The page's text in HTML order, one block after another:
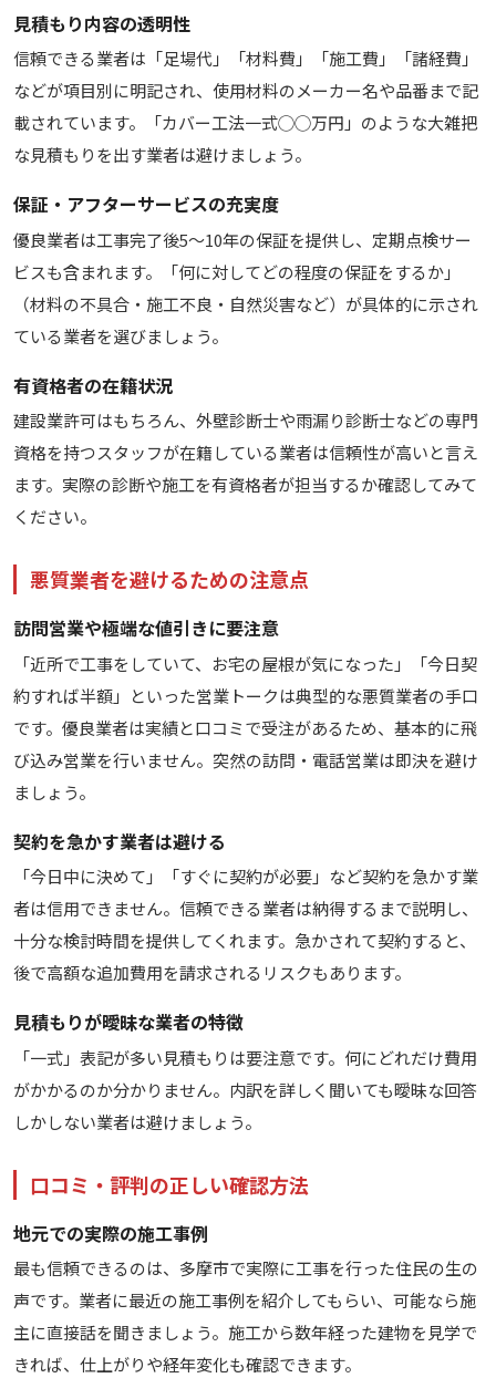
見積もり内容の透明性
信頼できる業者は「足場代」「材料費」「施工費」「諸経費」
などが項目別に明記され、使用材料のメーカー名や品番まで記
載されています。「カバー工法一式◯◯万円」のような大雑把
な見積もりを出す業者は避けましょう。
保証・アフターサービスの充実度
優良業者は工事完了後5〜10年の保証を提供し、定期点検サー
ビスも含まれます。「何に対してどの程度の保証をするか」
（材料の不具合・施工不良・自然災害など）が具体的に示され
ている業者を選びましょう。
有資格者の在籍状況
建設業許可はもちろん、外壁診断士や雨漏り診断士などの専門
資格を持つスタッフが在籍している業者は信頼性が高いと言え
ます。実際の診断や施工を有資格者が担当するか確認してみて
ください。
悪質業者を避けるための注意点
訪問営業や極端な値引きに要注意
「近所で工事をしていて、お宅の屋根が気になった」「今日契
約すれば半額」といった営業トークは典型的な悪質業者の手口
です。優良業者は実績と口コミで受注があるため、基本的に飛
び込み営業を行いません。突然の訪問・電話営業は即決を避け
ましょう。
契約を急かす業者は避ける
「今日中に決めて」「すぐに契約が必要」など契約を急かす業
者は信用できません。信頼できる業者は納得するまで説明し、
十分な検討時間を提供してくれます。急かされて契約すると、
後で高額な追加費用を請求されるリスクもあります。
見積もりが曖昧な業者の特徴
「一式」表記が多い見積もりは要注意です。何にどれだけ費用
がかかるのか分かりません。内訳を詳しく聞いても曖昧な回答
しかしない業者は避けましょう。
口コミ・評判の正しい確認方法
地元での実際の施工事例
最も信頼できるのは、多摩市で実際に工事を行った住民の生の
声です。業者に最近の施工事例を紹介してもらい、可能なら施
主に直接話を聞きましょう。施工から数年経った建物を見学で
きれば、仕上がりや経年変化も確認できます。